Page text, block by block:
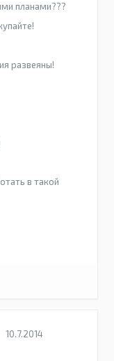
планами???
развеяны!
в такой
10.7.2014